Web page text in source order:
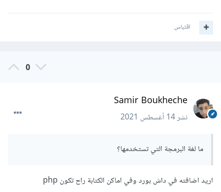
اقتباس
0
Samir Boukheche
نشر14 أغسطس 2021
ما لغة البرمجة التي تستخدمها؟
اريد اضافته في داش بورد وفي اماكن الكتابة راح تكون php